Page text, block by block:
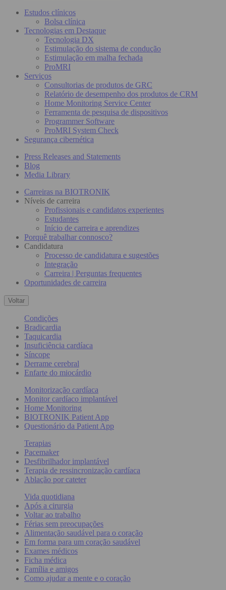
Estudos clínicos
Bolsa clínica
Tecnologias em Destaque
Tecnologia DX
Estimulação do sistema de condução
Estimulação em malha fechada
ProMRI
Serviços
Consultorias de produtos de GRC
Relatório de desempenho dos produtos de CRM
Home Monitoring Service Center
Ferramenta de pesquisa de dispositivos
Programmer Software
ProMRI System Check
Segurança cibernética
Press Releases and Statements
Blog
Media Library
Carreiras na BIOTRONIK
Níveis de carreira
Profissionais e candidatos experientes
Estudantes
Início de carreira e aprendizes
Porquê trabalhar connosco?
Candidatura
Processo de candidatura e sugestões
Integração
Carreira | Perguntas frequentes
Oportunidades de carreira
Voltar
Condições
Bradicardia
Taquicardia
Insuficiência cardíaca
Síncope
Derrame cerebral
Enfarte do miocárdio
Monitorização cardíaca
Monitor cardíaco implantável
Home Monitoring
BIOTRONIK Patient App
Questionário da Patient App
Terapias
Pacemaker
Desfibrilhador implantável
Terapia de ressincronização cardíaca
Ablação por cateter
Vida quotidiana
Após a cirurgia
Voltar ao trabalho
Férias sem preocupações
Alimentação saudável para o coração
Em forma para um coração saudável
Exames médicos
Ficha médica
Família e amigos
Como ajudar a mente e o coração